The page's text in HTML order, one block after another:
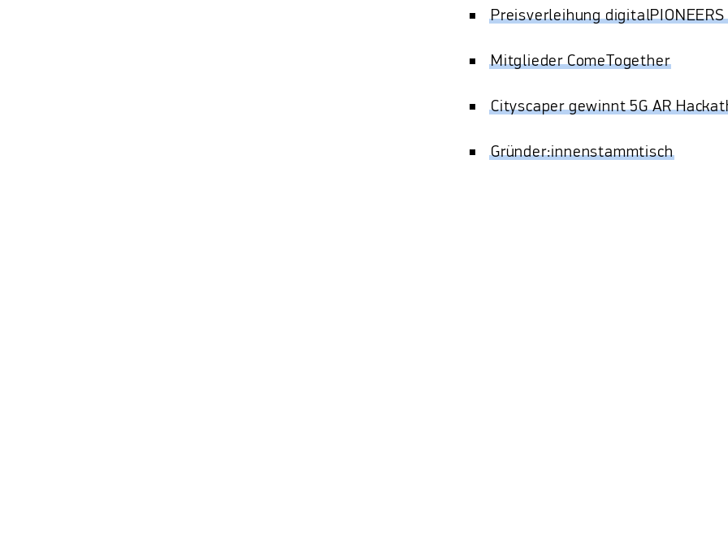
Preisverleihung
Mitglieder ComeTogether
Cityscaper gewinnt 5G AR
Gründer:innenstammtisch